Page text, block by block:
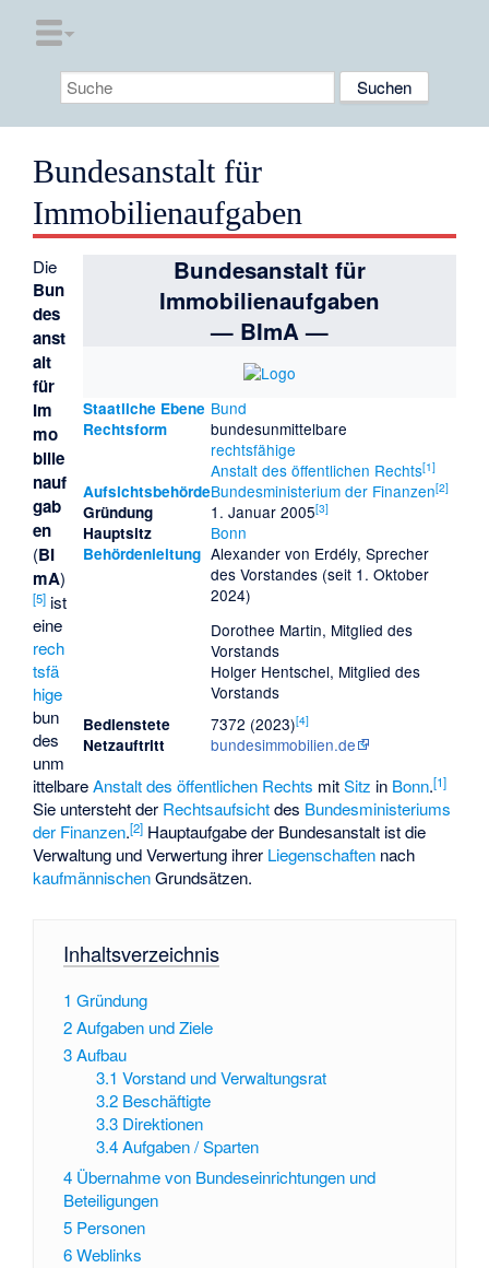
Bundesanstalt für
Immobilienaufgaben
Bundesanstalt für
Immobilienaufgaben
— BImA —
Staatliche Ebene Bund
Rechtsform
bundesunmittelbare
rechtsfähige
Anstalt des öffentlichen Rechts[1]
AufsichtsbehördeBundesministerium der Finanzen[2]
Gründung 1. Januar 2005[3]
Hauptsitz Bonn
Behördenleitung Alexander von Erdély, Sprecher
des Vorstandes (seit 1. Oktober
2024)
Dorothee Martin, Mitglied des
Vorstands
Holger Hentschel, Mitglied des
Vorstands
Bedienstete 7372 (2023)[4]
Netzauftritt bundesimmobilien.de
Die
Bun
des
anst
alt
für
Im
mo
bilie
nauf
gab
en
(BI
mA)
[5] ist
eine
rech
tsfä
hige
bun
des
unm
ittelbareAnstalt des öffentlichen Rechts mitSitz in Bonn.[1]
Sie untersteht der Rechtsaufsichtdes Bundesministeriums
der Finanzen.[2] Hauptaufgabe der Bundesanstalt ist die
Verwaltung und Verwertung ihrer Liegenschaften nach
kaufmännischenGrundsätzen.
Inhaltsverzeichnis
1 Gründung
2Aufgaben und Ziele
3Aufbau
3.1 Vorstand und Verwaltungsrat
3.2 Beschäftigte
3.3 Direktionen
3.4 Aufgaben / Sparten
4 Übernahme von Bundeseinrichtungen und
Beteiligungen
5 Personen
6Weblinks